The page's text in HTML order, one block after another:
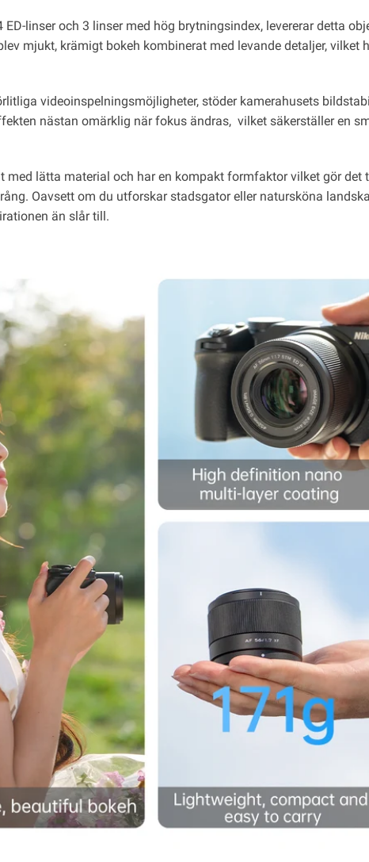
linser och 3 linser med hög brytningsindex, levererar detta
mjukt, krämigt bokeh kombinerat med levande detaljer, vilket
videoinspelningsmöjligheter, stöder kamerahusets
nästan omärklig när fokus ändras, vilket säkerställer en
med lätta material och har en kompakt formfaktor vilket gör det
Oavsett om du utforskar stadsgator eller natursköna
än slår till.